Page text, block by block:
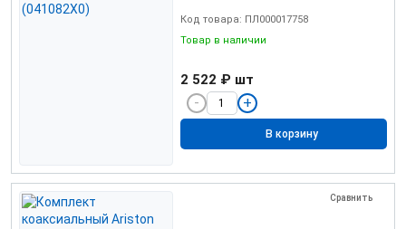
Код товара: ПЛ000017758
Товар в наличии
2 522 ₽ шт
В корзину
Сравнить